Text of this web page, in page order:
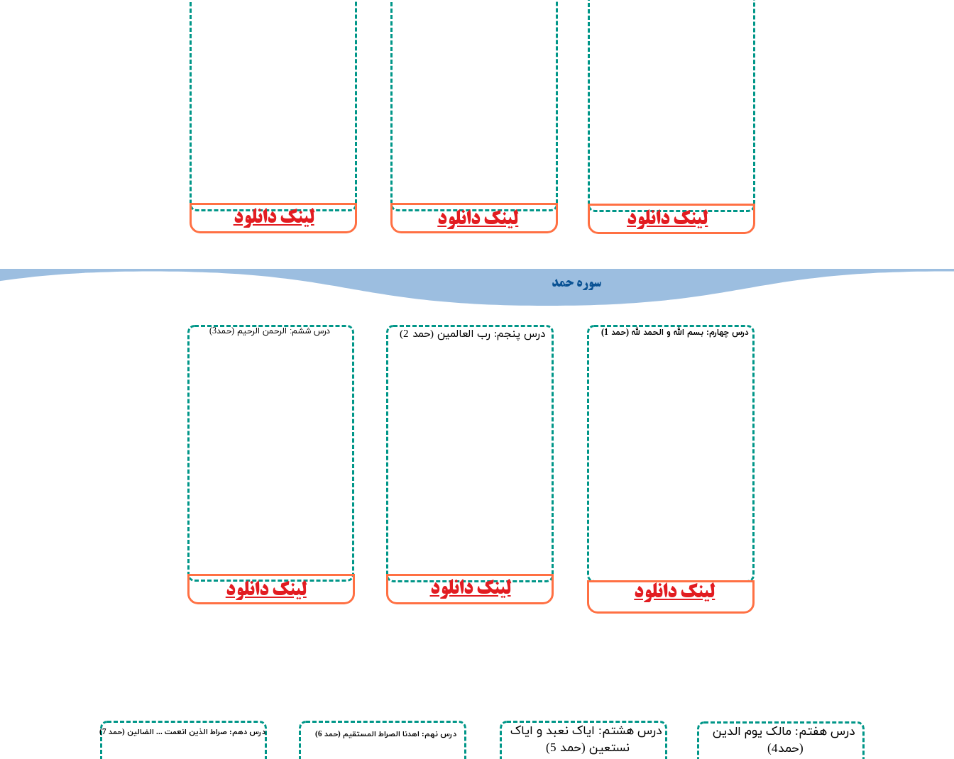
محصولات آموزش مهارتیدوره هوش مصنوعی
لینک دانلود لینک دانلود لینک دانلود
لینک دانلود لینک دانلود
درس ششم: الرحمن الرحیم (حمد3) درس پنجم: رب العالمین (حمد 2) درس چهارم: بسم الله و الحمد لله (حمد 1)
لینک دانلود
سوره حمد
درس دهم: صراط الذین انعمت ... الضالین (حمد 7) درس نهم: اهدنا الصراط المستقیم (حمد 6)
درس هشتم: ایاک نعبد و ایاک
نستعین (حمد 5)​​​​​​​
درس هفتم: مالک یوم الدین
(حمد4)​​​​​​​